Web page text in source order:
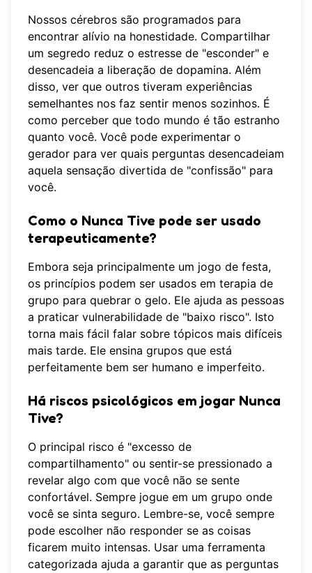
Nossos cérebros são programados para
encontrar alívio na honestidade. Compartilhar
um segredo reduz o estresse de "esconder" e
desencadeia a liberação de dopamina. Além
disso, ver que outros tiveram experiências
semelhantes nos faz sentir menos sozinhos. É
como perceber que todo mundo é tão estranho
quanto você. Você pode experimentar o
gerador para ver quais perguntas desencadeiam
aquela sensação divertida de "confissão" para
você.
Como o Nunca Tive pode ser usado
terapeuticamente?
Embora seja principalmente um jogo de festa,
os princípios podem ser usados em terapia de
grupo para quebrar o gelo. Ele ajuda as pessoas
a praticar vulnerabilidade de "baixo risco". Isto
torna mais fácil falar sobre tópicos mais difíceis
mais tarde. Ele ensina grupos que está
perfeitamente bem ser humano e imperfeito.
Há riscos psicológicos em jogar Nunca
Tive?
O principal risco é "excesso de
compartilhamento" ou sentir-se pressionado a
revelar algo com que você não se sente
confortável. Sempre jogue em um grupo onde
você se sinta seguro. Lembre-se, você sempre
pode escolher não responder se as coisas
ficarem muito intensas. Usar uma ferramenta
categorizada ajuda a garantir que as perguntas